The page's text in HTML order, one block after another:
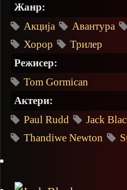
Жанр:
Акција
Авантура
Хорор
Трилер
Режисер:
Tom Gormican
Актери:
Paul Rudd
Jack
Thandiwe Newton